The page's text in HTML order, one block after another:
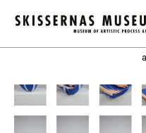
Utställningar / Tidigare /